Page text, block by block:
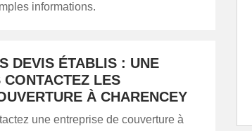
informations.
DEVIS ÉTABLIS : UNE
LES
À CHARENCEY
une entreprise de couverture à